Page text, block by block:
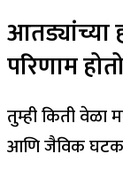
आतड्यांच्या
परिणाम
तुम्ही किती
आणि जैविक घटक